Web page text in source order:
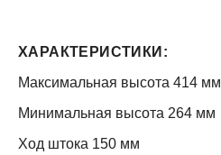
ХАРАКТЕРИСТИКИ:
Максимальная высота 414 мм
Минимальная высота 264 мм
Ход штока 150 мм